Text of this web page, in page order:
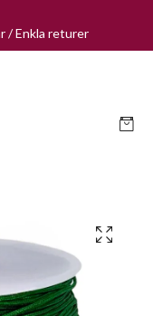
/ Enkla returer